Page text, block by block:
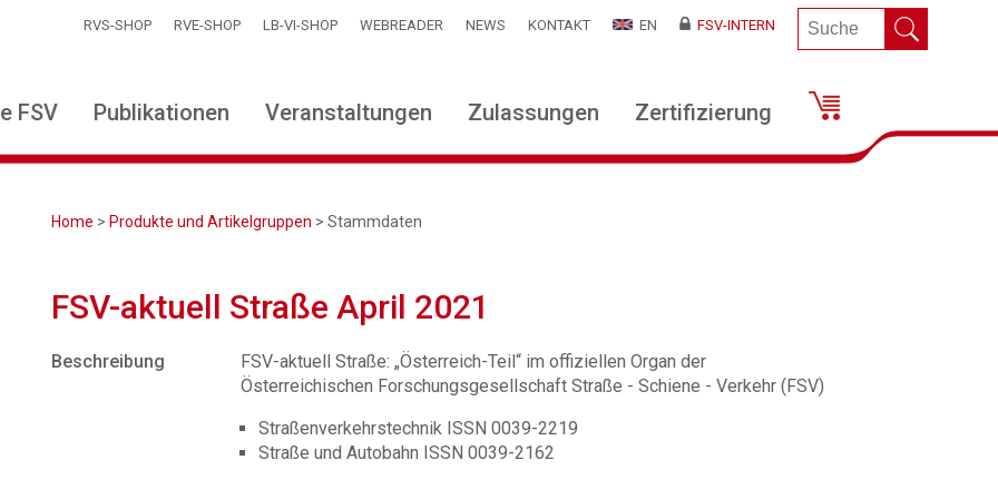
RVS-SHOP RVE-SHOP LB-VI-SHOP WEBREADER NEWS KONTAKT EN FSV-INTERN
FSV Publikationen Veranstaltungen Zulassungen Zertifizierung
Home > Produkte und Artikelgruppen > Stammdaten
FSV-aktuell Straße April 2021
Beschreibung
FSV-aktuell Straße: „Österreich-Teil“ im offiziellen Organ der
Österreichischen Forschungsgesellschaft Straße - Schiene - Verkehr (FSV)
Straßenverkehrstechnik ISSN 0039-2219
Straße und Autobahn ISSN 0039-2162